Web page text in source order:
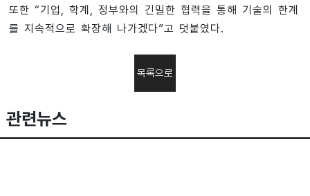
또한 “기업, 학계, 정부와의 긴밀한 협력을 통해 기술의 한계
를 지속적으로 확장해 나가겠다”고 덧붙였다.
목록으로
관련뉴스